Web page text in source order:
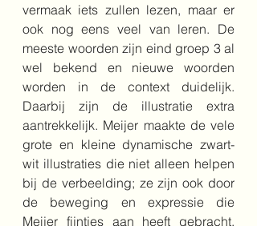
vermaak iets zullen lezen, maar er
ook nog eens veel van leren. De
meeste woorden zijn eind groep 3 al
wel bekend en nieuwe woorden
worden in de context duidelijk.
Daarbij zijn de illustratie extra
aantrekkelijk. Meijer maakte de vele
grote en kleine dynamische zwart-
wit illustraties die niet alleen helpen
bij de verbeelding; ze zijn ook door
de beweging en expressie die
Meijer fijntjes aan heeft gebracht,